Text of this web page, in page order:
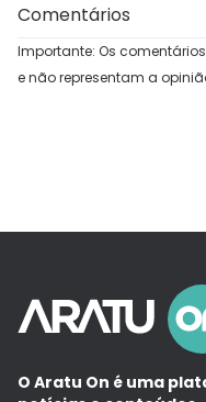
Comentários
Importante: Os
e não representam a
O Aratu On é uma